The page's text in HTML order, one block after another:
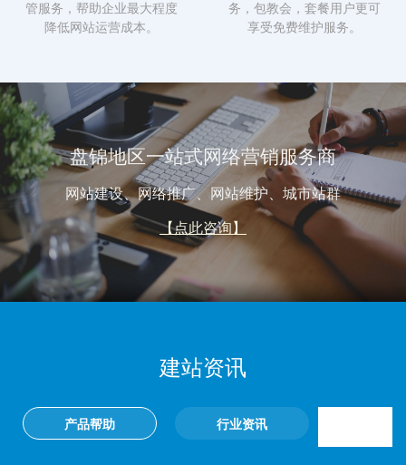
管服务，帮助企业最大程度
降低网站运营成本。
务，包教会，套餐用户更可
享受免费维护服务。
盘锦地区一站式网络营销服务商
网站建设、网络推广、网站维护、城市站群
【点此咨询】
建站资讯
产品帮助 行业资讯